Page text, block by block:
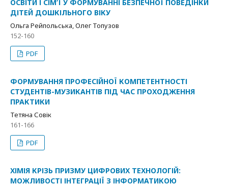
ОСВІТИ І СІМ’Ї У ФОРМУВАННІ БЕЗПЕЧНОЇ ПОВЕДІНКИ
ДІТЕЙ ДОШКІЛЬНОГО ВІКУ
Ольга Рейпольська, Олег Топузов
152-160
PDF
ФОРМУВАННЯ ПРОФЕСІЙНОЇ КОМПЕТЕНТНОСТІ
СТУДЕНТІВ-МУЗИКАНТІВ ПІД ЧАС ПРОХОДЖЕННЯ
ПРАКТИКИ
Тетяна Совік
161-166
PDF
ХІМІЯ КРІЗЬ ПРИЗМУ ЦИФРОВИХ ТЕХНОЛОГІЙ:
МОЖЛИВОСТІ ІНТЕГРАЦІЇ З ІНФОРМАТИКОЮ